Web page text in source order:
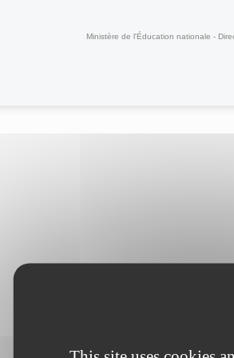
Ministère de l'Éducation nationale -